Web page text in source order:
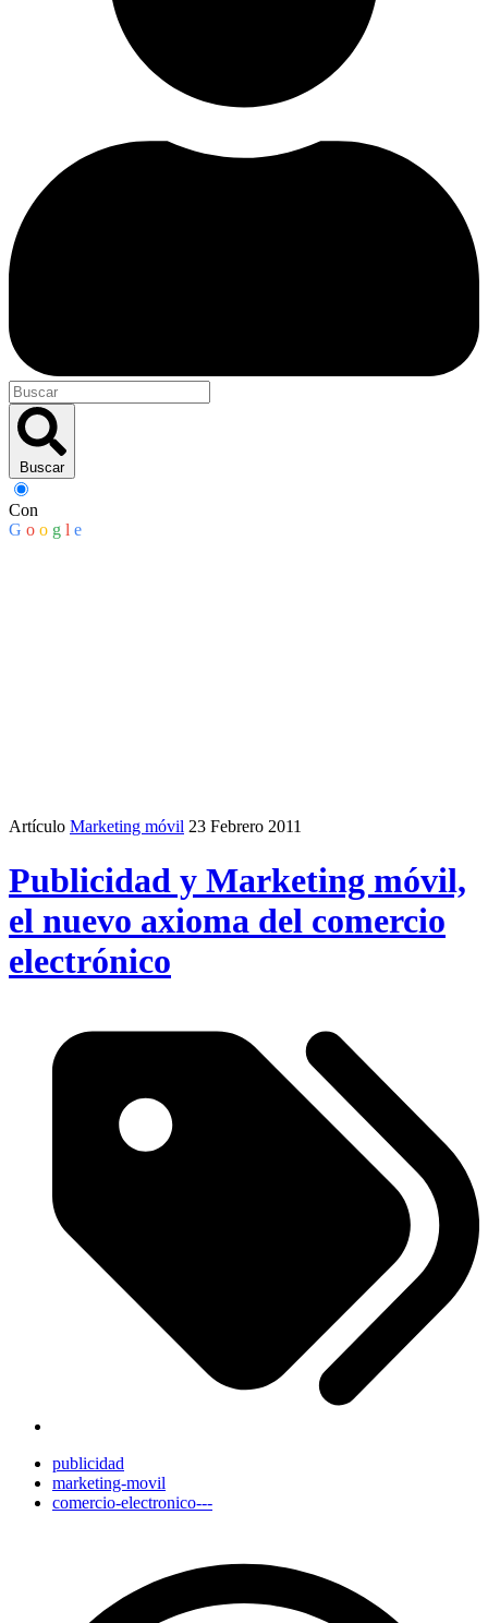
Buscar
Con
G o o g l e
Artículo Marketing móvil 23 Febrero 2011
Publicidad y Marketing móvil,
el nuevo axioma del comercio
electrónico
publicidad
marketing-movil
comercio-electronico---